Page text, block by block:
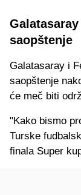
saopštenje
Galatasaray i
saopštenje
će meč biti
"Kako bismo
Turske
finala Super